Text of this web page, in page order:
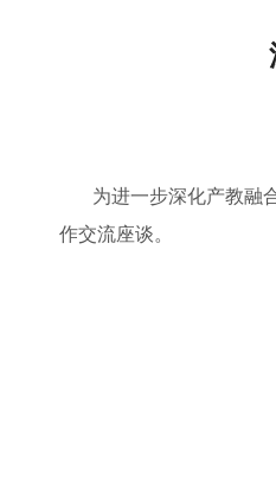
为进一步深化产教融
作交流座谈。